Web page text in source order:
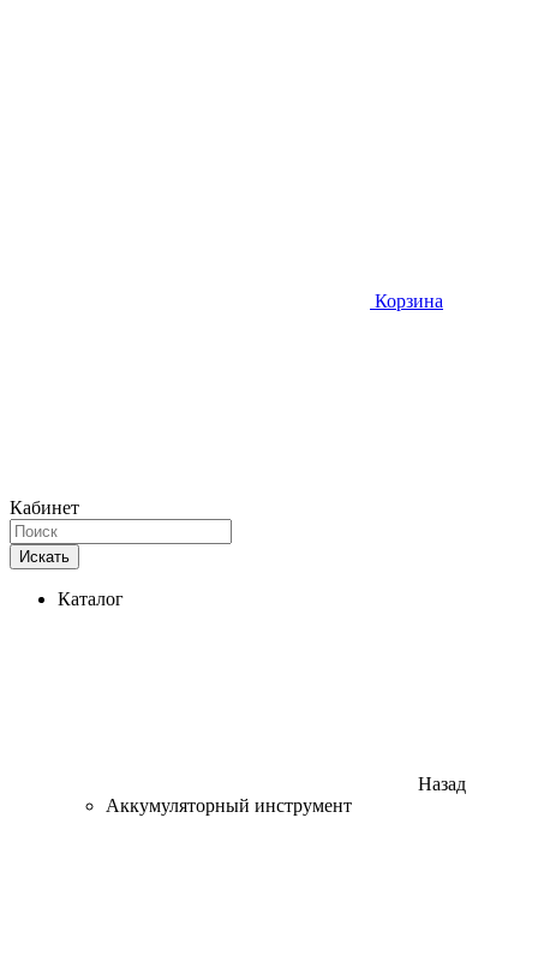
Корзина
Кабинет
Искать
Каталог
Назад
Аккумуляторный инструмент